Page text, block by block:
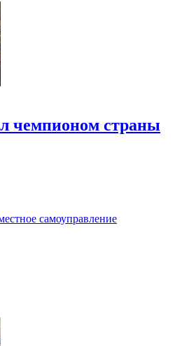
чемпионом страны
самоуправление